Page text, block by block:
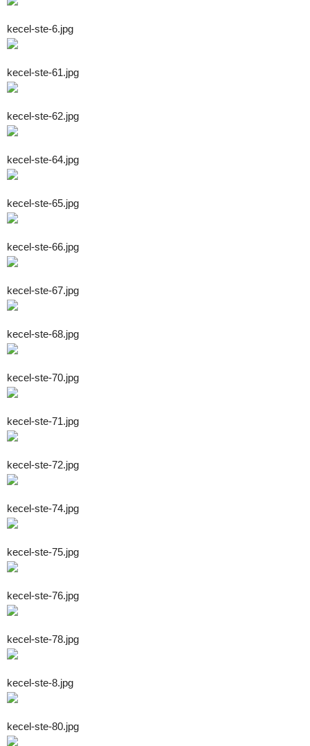
kecel-ste-6.jpg
kecel-ste-61.jpg
kecel-ste-62.jpg
kecel-ste-64.jpg
kecel-ste-65.jpg
kecel-ste-66.jpg
kecel-ste-67.jpg
kecel-ste-68.jpg
kecel-ste-70.jpg
kecel-ste-71.jpg
kecel-ste-72.jpg
kecel-ste-74.jpg
kecel-ste-75.jpg
kecel-ste-76.jpg
kecel-ste-78.jpg
kecel-ste-8.jpg
kecel-ste-80.jpg